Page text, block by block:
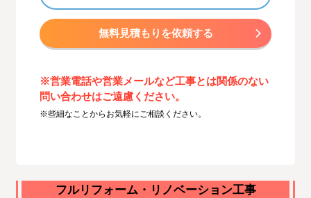
無料見積もりを依頼する
※営業電話や営業メールなど工事とは関係のない
問い合わせはご遠慮ください。
※些細なことからお気軽にご相談ください。
フルリフォーム・リノベーション工事